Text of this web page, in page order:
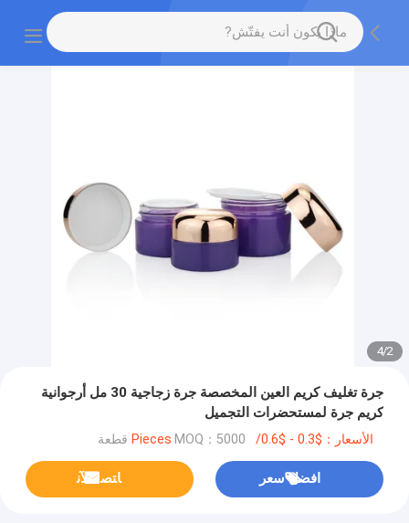
2
/
4
جرة تغليف كريم العين المخصصة جرة زجاجية 30 مل أرجوانية
كريم جرة لمستحضرات التجميل
الأسعار：$0.3 - $0.6/Pieces MOQ：5000 قطعة
افضل سعر ﺎﺘﺼﻟ ﺍﻶﻧ